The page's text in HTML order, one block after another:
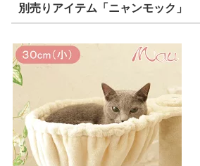
別売りアイテム「ニャンモック」